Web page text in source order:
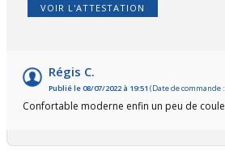
VOIR L'ATTESTATION
Régis C.
Publié le 08/07/2022 à 19:51 (Date de commande
Confortable moderne enfin un peu de